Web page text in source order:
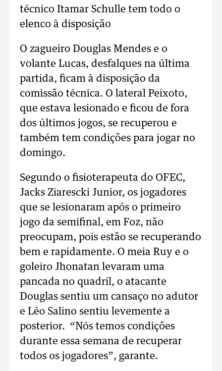
técnico Itamar Schulle tem todo o
elenco à disposição
O zagueiro Douglas Mendes e o
volante Lucas, desfalques na última
partida, ficam à disposição da
comissão técnica. O lateral Peixoto,
que estava lesionado e ficou de fora
dos últimos jogos, se recuperou e
também tem condições para jogar no
domingo.
Segundo o fisioterapeuta do OFEC,
Jacks Ziarescki Junior, os jogadores
que se lesionaram após o primeiro
jogo da semifinal, em Foz, não
preocupam, pois estão se recuperando
bem e rapidamente. O meia Ruy e o
goleiro Jhonatan levaram uma
pancada no quadril, o atacante
Douglas sentiu um cansaço no adutor
e Léo Salino sentiu levemente a
posterior. “Nós temos condições
durante essa semana de recuperar
todos os jogadores”, garante.